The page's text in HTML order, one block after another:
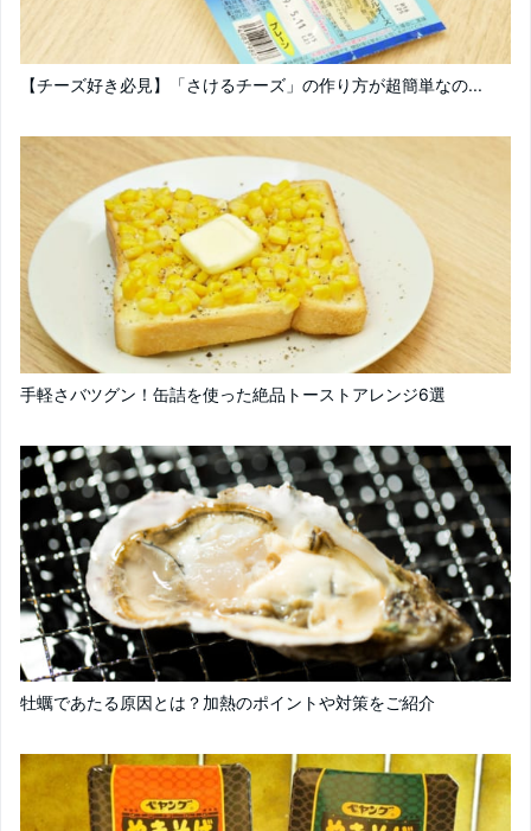
【チーズ好き必見】「さけるチーズ」の作り方が超簡単なの...
手軽さバツグン！缶詰を使った絶品トーストアレンジ6選
牡蠣であたる原因とは？加熱のポイントや対策をご紹介